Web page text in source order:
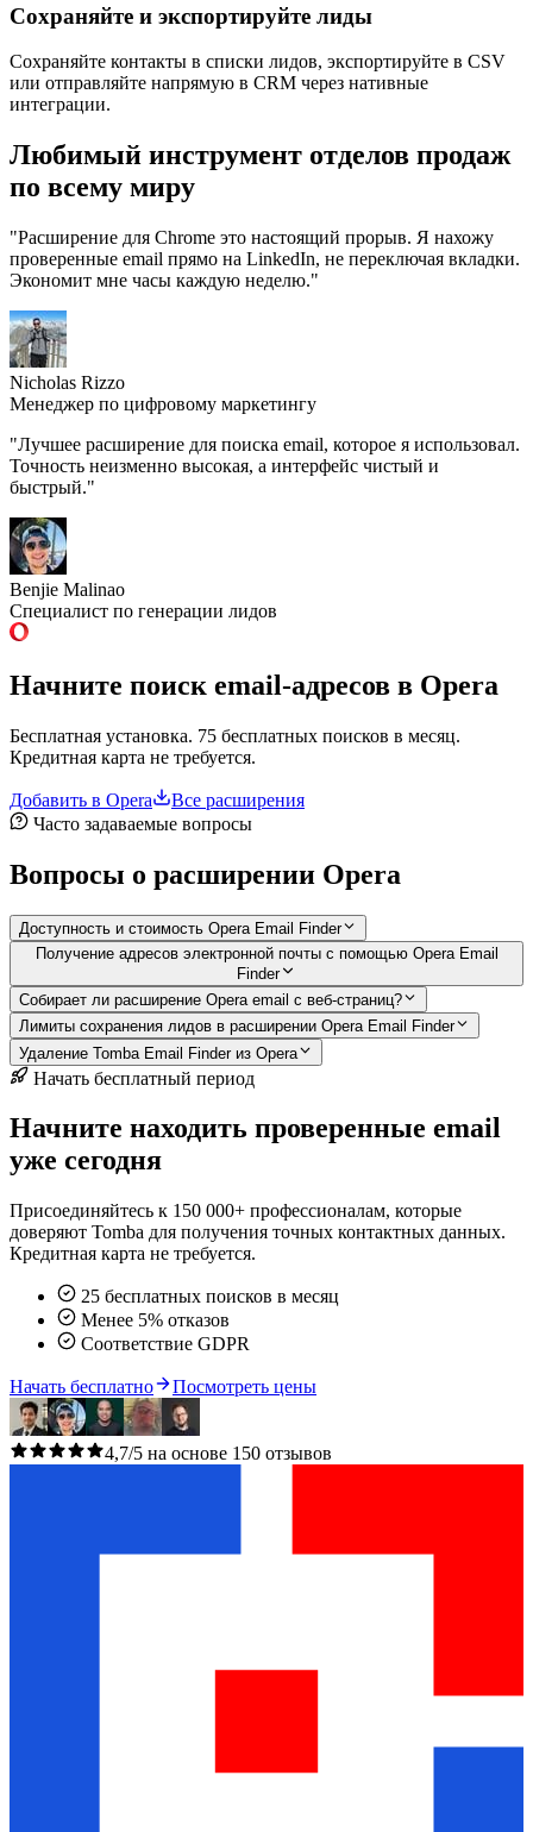
Сохраняйте и экспортируйте лиды
Сохраняйте контакты в списки лидов, экспортируйте в CSV
или отправляйте напрямую в CRM через нативные
интеграции.
Любимый инструмент отделов продаж
по всему миру
"Расширение для Chrome это настоящий прорыв. Я нахожу
проверенные email прямо на LinkedIn, не переключая вкладки.
Экономит мне часы каждую неделю."
Nicholas Rizzo
Менеджер по цифровому маркетингу
"Лучшее расширение для поиска email, которое я использовал.
Точность неизменно высокая, а интерфейс чистый и
быстрый."
Benjie Malinao
Специалист по генерации лидов
Начните поиск email-адресов в Opera
Бесплатная установка. 75 бесплатных поисков в месяц.
Кредитная карта не требуется.
Добавить в Opera
Все расширения
Часто задаваемые вопросы
Вопросы о расширении Opera
Доступность и стоимость Opera Email Finder
Получение адресов электронной почты с помощью Opera Email
Finder
Собирает ли расширение Opera email с веб-страниц?
Лимиты сохранения лидов в расширении Opera Email Finder
Удаление Tomba Email Finder из Opera
Начать бесплатный период
Начните находить проверенные email
уже сегодня
Присоединяйтесь к 150 000+ профессионалам, которые
доверяют Tomba для получения точных контактных данных.
Кредитная карта не требуется.
25 бесплатных поисков в месяц
Менее 5% отказов
Соответствие GDPR
Начать бесплатно Посмотреть цены
4,7/5 на основе 150 отзывов